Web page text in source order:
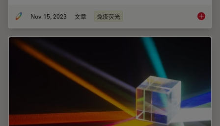
Nov 15, 2023 文章 免疫荧光 采用徕